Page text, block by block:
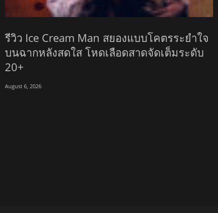
รีวิว Ice Cream Man สยองแบบโคตรระยำใจ
บนฉากหลังสดใส โหดเลือดสาดจัดเต็มระดับ
20+
August 6, 2026